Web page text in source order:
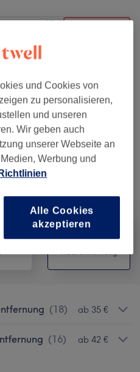
35 €
anzeigen...
hast?
Haarentfernung
(18) ab 35 €
(16) ab 42 €
und Cookies von
zu personalisieren,
und unseren
Wir geben auch
unserer Webseite an
Werbung und
Alle Cookies
akzeptieren